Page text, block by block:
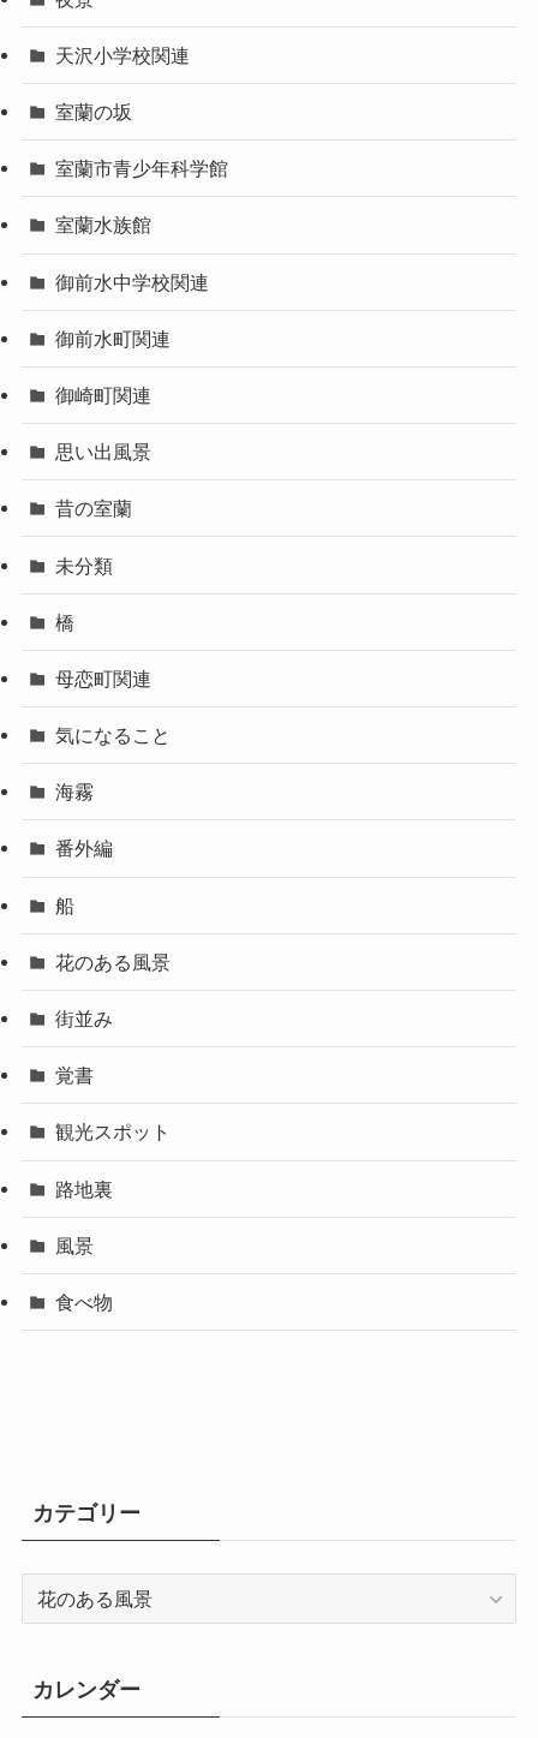
天沢小学校関連
室蘭の坂
室蘭市青少年科学館
室蘭水族館
御前水中学校関連
御前水町関連
御崎町関連
思い出風景
昔の室蘭
未分類
橋
母恋町関連
気になること
海霧
番外編
船
花のある風景
街並み
覚書
観光スポット
路地裏
風景
食べ物
カテゴリー
カ
ー
カレンダー